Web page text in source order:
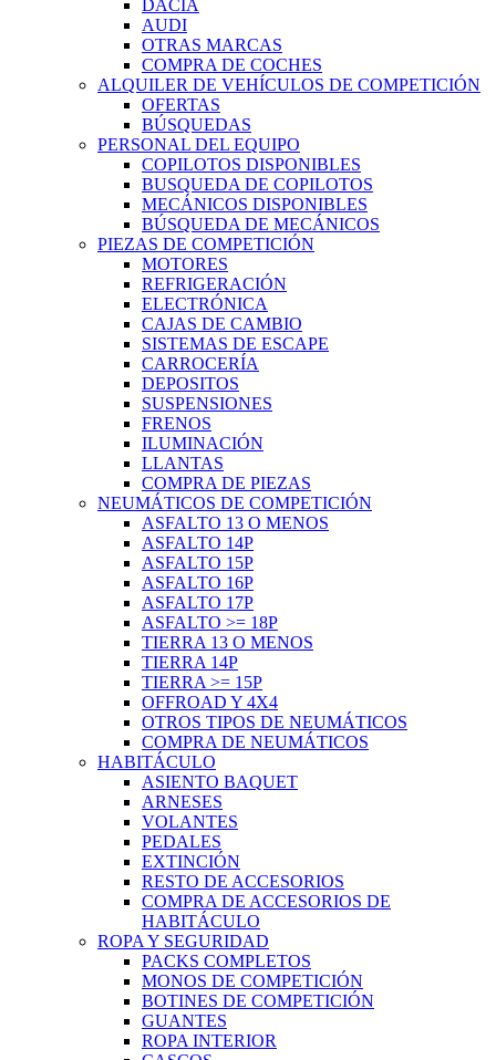
DACIA
AUDI
OTRAS MARCAS
COMPRA DE COCHES
ALQUILER DE VEHÍCULOS DE COMPETICIÓN
OFERTAS
BÚSQUEDAS
PERSONAL DEL EQUIPO
COPILOTOS DISPONIBLES
BUSQUEDA DE COPILOTOS
MECÁNICOS DISPONIBLES
BÚSQUEDA DE MECÁNICOS
PIEZAS DE COMPETICIÓN
MOTORES
REFRIGERACIÓN
ELECTRÓNICA
CAJAS DE CAMBIO
SISTEMAS DE ESCAPE
CARROCERÍA
DEPOSITOS
SUSPENSIONES
FRENOS
ILUMINACIÓN
LLANTAS
COMPRA DE PIEZAS
NEUMÁTICOS DE COMPETICIÓN
ASFALTO 13 O MENOS
ASFALTO 14P
ASFALTO 15P
ASFALTO 16P
ASFALTO 17P
ASFALTO >= 18P
TIERRA 13 O MENOS
TIERRA 14P
TIERRA >= 15P
OFFROAD Y 4X4
OTROS TIPOS DE NEUMÁTICOS
COMPRA DE NEUMÁTICOS
HABITÁCULO
ASIENTO BAQUET
ARNESES
VOLANTES
PEDALES
EXTINCIÓN
RESTO DE ACCESORIOS
COMPRA DE ACCESORIOS DE
HABITÁCULO
ROPA Y SEGURIDAD
PACKS COMPLETOS
MONOS DE COMPETICIÓN
BOTINES DE COMPETICIÓN
GUANTES
ROPA INTERIOR